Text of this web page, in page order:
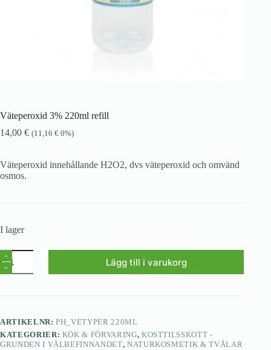
Väteperoxid 3% 220ml refill
14,00 € (11,16 € 0%)
Väteperoxid innehållande H2O2, dvs väteperoxid och omvänd
osmos.
I lager
Lägg till i varukorg
ARTIKELNR:PH_VETYPER 220ML
KATEGORIER: KÖK & FÖRVARING, KOSTTILSSKOTT -
GRUNDEN I VÄLBEFINNANDET, NATURKOSMETIK & TVÅLAR